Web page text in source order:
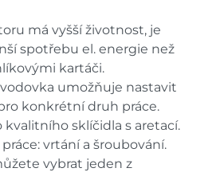
má vyšší životnost, je
spotřebu el. energie než
kartáči.
umožňuje nastavit
konkrétní druh práce.
kvalitního sklíčidla s aretací.
vrtání a šroubování.
vybrat jeden z